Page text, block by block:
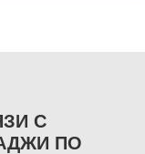
С
ПО